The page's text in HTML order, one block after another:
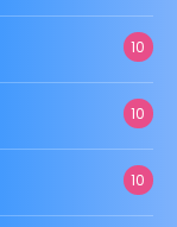
10
10
10